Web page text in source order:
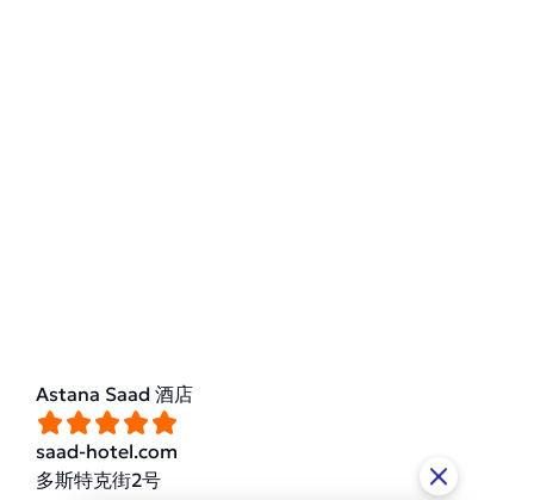
Astana Saad 酒店
saad-hotel.com
多斯特克街2号